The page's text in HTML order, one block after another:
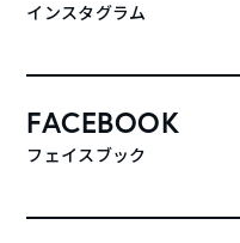
インスタグラム
FACEBOOK
フェイスブック